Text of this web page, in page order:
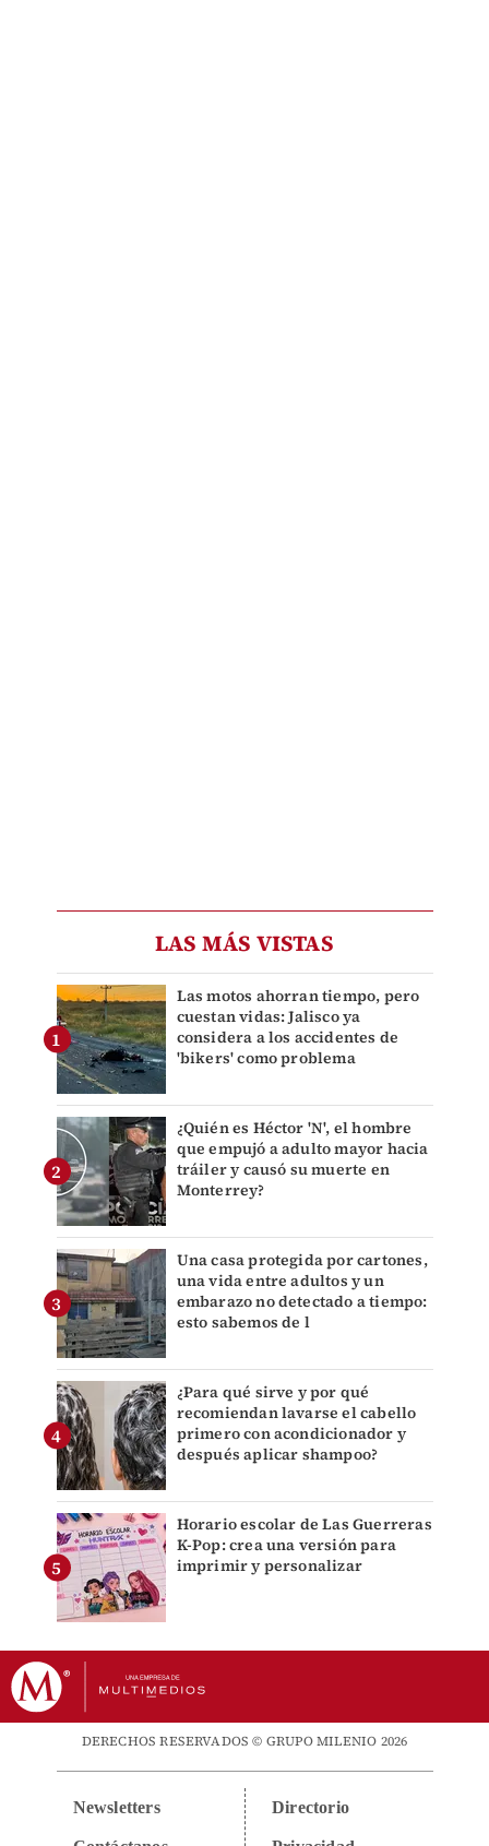
LAS MÁS VISTAS
Las motos ahorran tiempo, pero
cuestan vidas: Jalisco ya
considera a los accidentes de
'bikers' como problema
¿Quién es Héctor 'N', el hombre
que empujó a adulto mayor hacia
tráiler y causó su muerte en
Monterrey?
Una casa protegida por cartones,
una vida entre adultos y un
embarazo no detectado a tiempo:
esto sabemos de l
¿Para qué sirve y por qué
recomiendan lavarse el cabello
primero con acondicionador y
después aplicar shampoo?
Horario escolar de Las Guerreras
K-Pop: crea una versión para
imprimir y personalizar
DERECHOS RESERVADOS © GRUPO MILENIO 2026
Newsletters Directorio